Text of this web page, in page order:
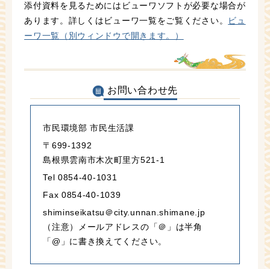
添付資料を見るためにはビューワソフトが必要な場合が
あります。詳しくはビューワ一覧をご覧ください。
ビュ
ーワ一覧（別ウィンドウで開きます。）
お問い合わせ先
市民環境部 市民生活課
〒699-1392
島根県雲南市木次町里方521-1
Tel 0854-40-1031
Fax 0854-40-1039
shiminseikatsu＠city.unnan.shimane.jp
（注意）メールアドレスの「＠」は半角
「@」に書き換えてください。